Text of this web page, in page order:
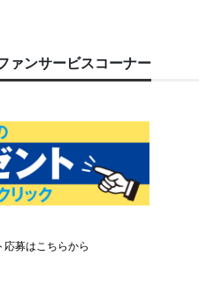
ァンサービスコーナー
募はこちらから